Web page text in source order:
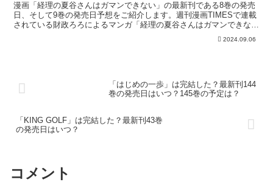
漫画「経理の夏谷さんはガマンできない」の最新刊である8巻の発売
日、そして9巻の発売日予想をご紹介します。週刊漫画TIMESで連載
されている財政ろろによるマンガ「経理の夏谷さんはガマンできな
い」の最新刊の発売日はこちら！漫画「経理の夏谷さんは...2024.09.06
「はじめの一歩」は完結した？最新刊144
巻の発売日はいつ？145巻の予定は？
「KING GOLF」は完結した？最新刊43巻
の発売日はいつ？
コメント